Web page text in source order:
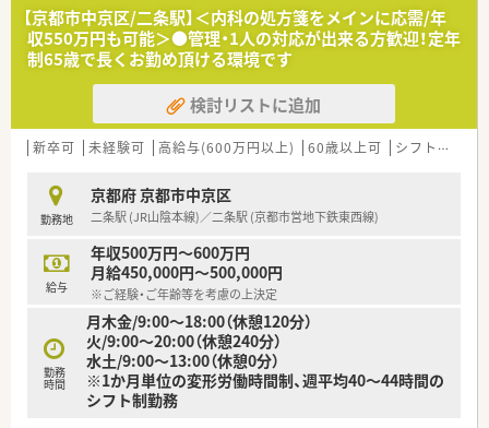
【京都市中京区/二条駅】＜内科の処方箋をメインに応需/年
収550万円も可能＞●管理・1人の対応が出来る方歓迎！定年
制65歳で長くお勤め頂ける環境です
検討リストに追加
新卒可 未経験可 高給与(600万円以上) 60歳以上可 シフト制
勤務地
京都府 京都市中京区
二条駅 (JR山陰本線)／二条駅 (京都市営地下鉄東西線)
給与
年収500万円～600万円
月給450,000円～500,000円
※ご経験・ご年齢等を考慮の上決定
勤務
時間
月木金/9:00〜18:00（休憩120分）
火/9:00〜20:00（休憩240分）
水土/9:00〜13:00（休憩0分）
※1か月単位の変形労働時間制、週平均40～44時間の
シフト制勤務